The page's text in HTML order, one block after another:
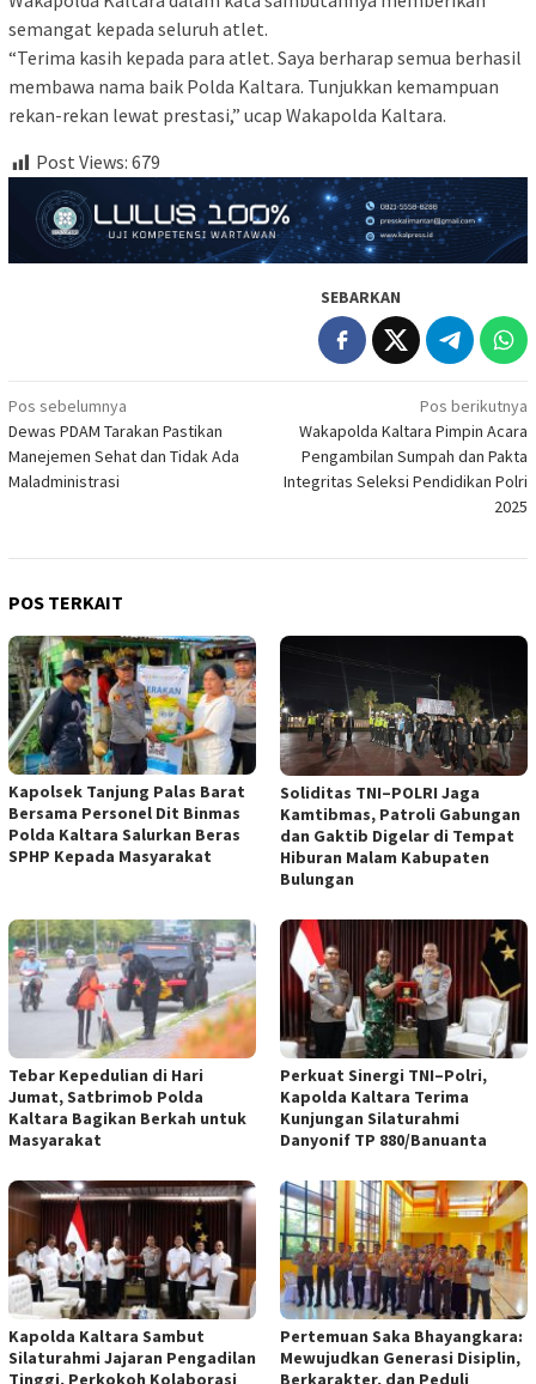
semangat kepada seluruh atlet.
“Terima kasih kepada para atlet. Saya berharap semua berhasil
membawa nama baik Polda Kaltara. Tunjukkan kemampuan
rekan-rekan lewat prestasi,” ucap Wakapolda Kaltara.
Post Views: 679
SEBARKAN
Navigasi
pos
Pos sebelumnya
Dewas PDAM Tarakan Pastikan
Manejemen Sehat dan Tidak Ada
Maladministrasi
Pos berikutnya
Wakapolda Kaltara Pimpin Acara
Pengambilan Sumpah dan Pakta
Integritas Seleksi Pendidikan Polri
2025
POS TERKAIT
Kapolsek Tanjung Palas Barat
Bersama Personel Dit Binmas
Polda Kaltara Salurkan Beras
SPHP Kepada Masyarakat
Soliditas TNI–POLRI Jaga
Kamtibmas, Patroli Gabungan
dan Gaktib Digelar di Tempat
Hiburan Malam Kabupaten
Bulungan
Tebar Kepedulian di Hari
Jumat, Satbrimob Polda
Kaltara Bagikan Berkah untuk
Masyarakat
Perkuat Sinergi TNI–Polri,
Kapolda Kaltara Terima
Kunjungan Silaturahmi
Danyonif TP 880/Banuanta
Kapolda Kaltara Sambut
Silaturahmi Jajaran Pengadilan
Tinggi, Perkokoh Kolaborasi
Pertemuan Saka Bhayangkara:
Mewujudkan Generasi Disiplin,
Berkarakter, dan Peduli